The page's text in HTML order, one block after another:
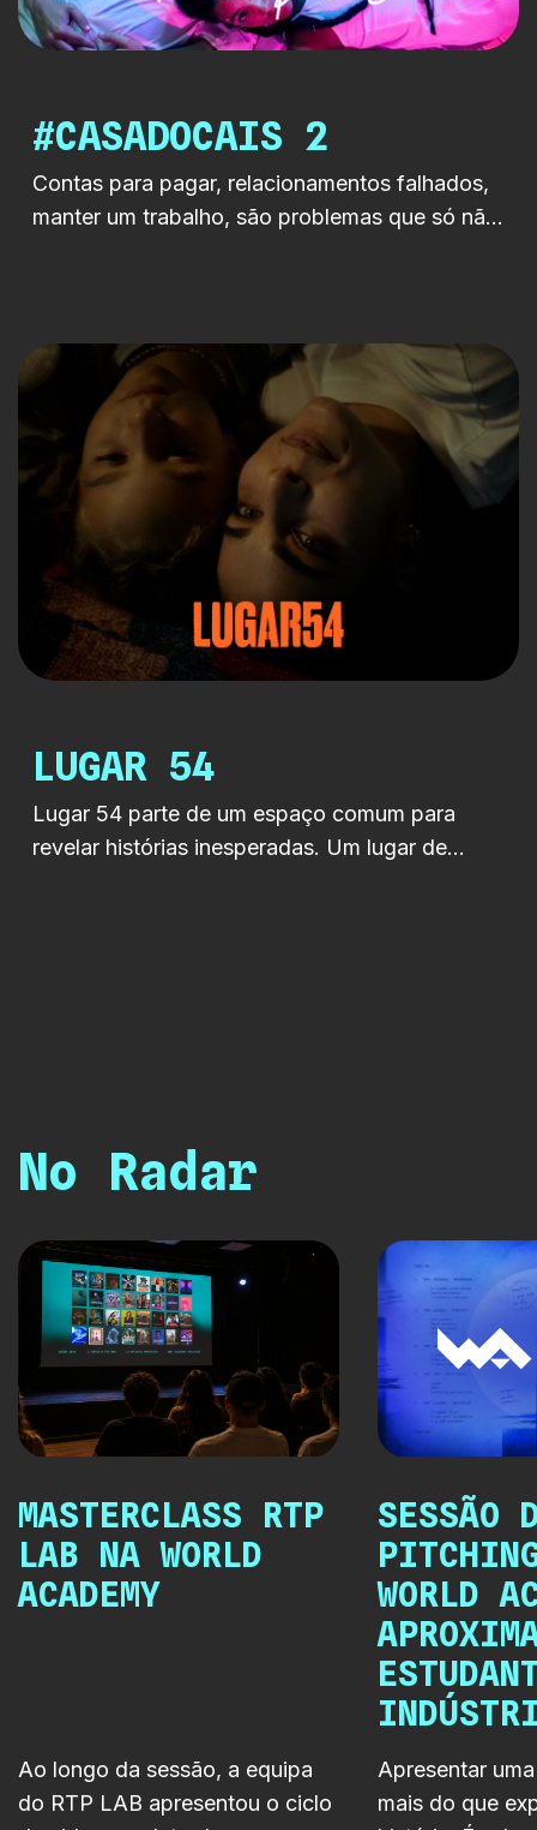
#CASADOCAIS 2
Contas para pagar, relacionamentos falhados,
manter um trabalho, são problemas que só não
Beyoncé. Entre charros e copos de vinho,
ressacas e detox’s, a cumplicidade vai
crescendo, ao mesmo tempo que os limites de
cada um […]
LUGAR 54
Lugar 54 parte de um espaço comum para
revelar histórias inesperadas. Um lugar de
No Radar
MASTERCLASS RTP
LAB NA WORLD
ACADEMY
Ao longo da sessão, a equipa
do RTP LAB apresentou o ciclo
SESSÃO
WORLD
Apresentar
mais do que